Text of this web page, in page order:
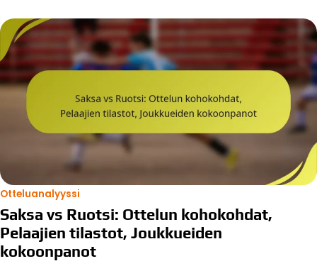
Otteluanalyyssi
Saksa vs Ruotsi: Ottelun kohokohdat,
Pelaajien tilastot, Joukkueiden
kokoonpanot